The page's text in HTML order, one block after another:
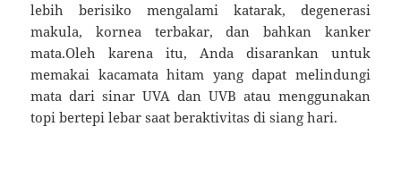
lebih berisiko mengalami katarak, degenerasi
makula, kornea terbakar, dan bahkan kanker
mata.Oleh karena itu, Anda disarankan untuk
memakai kacamata hitam yang dapat melindungi
mata dari sinar UVA dan UVB atau menggunakan
topi bertepi lebar saat beraktivitas di siang hari.